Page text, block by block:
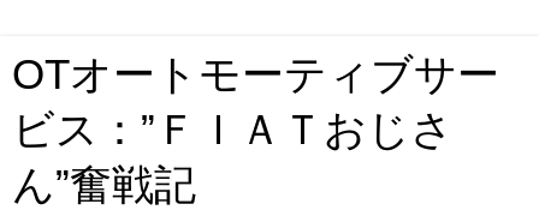
OTオートモーティブサー
ビス：”ＦＩＡＴおじさ
ん”奮戦記